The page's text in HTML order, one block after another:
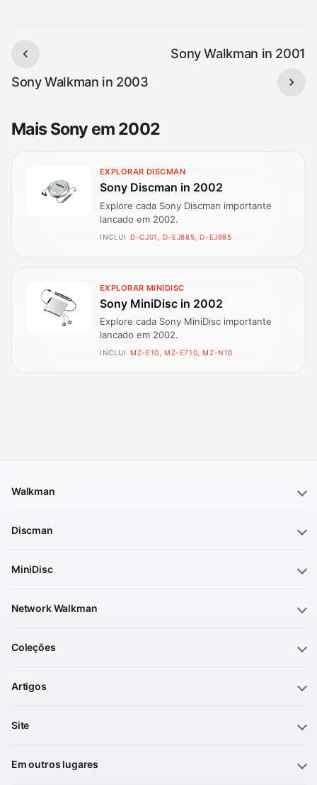
Sony Walkman in 2001
Sony Walkman in 2003
Mais Sony em 2002
EXPLORAR DISCMAN
Sony Discman in 2002
Explore cada Sony Discman importante
lancado em 2002.
INCLUI D-CJ01, D-EJ885, D-EJ985
EXPLORAR MINIDISC
Sony MiniDisc in 2002
Explore cada Sony MiniDisc importante
lancado em 2002.
INCLUI MZ-E10, MZ-E710, MZ-N10
Walkman
Discman
MiniDisc
Network Walkman
Coleções
Artigos
Site
Em outros lugares